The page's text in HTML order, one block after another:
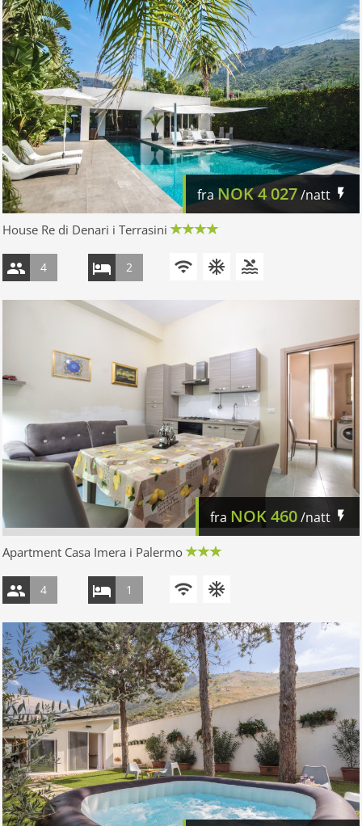
fraNOK4 027/natt
House Re di Denari i Terrasini
4 2
fra NOK460/natt
Apartment Casa Imera i Palermo
4 1